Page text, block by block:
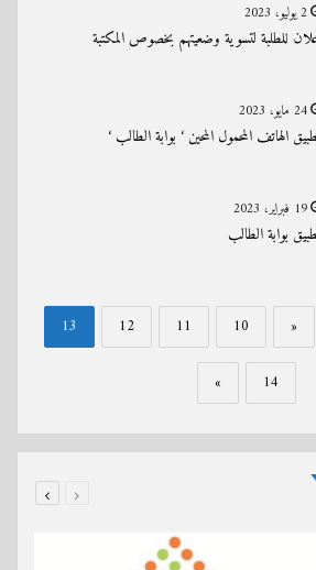
2 يوليو، 2023
للطلبة لتسوية وضعيتهم بخصوص المكتبة
24 مايو، 2023
الهاتف المحمول المحين ‘ بوابة الطالب ‘
19 فبراير، 2023
بوابة الطالب
«
10
11
12
13
14
»